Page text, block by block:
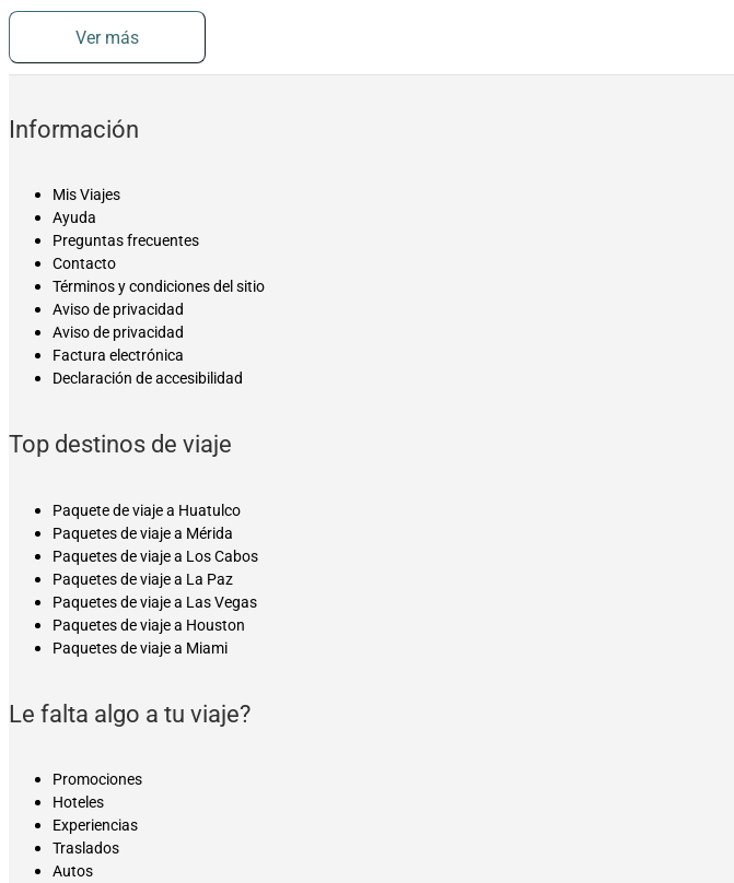
Ver más
Información
Mis Viajes
Ayuda
Preguntas frecuentes
Contacto
Términos y condiciones del sitio
Aviso de privacidad
Aviso de privacidad
Factura electrónica
Declaración de accesibilidad
Top destinos de viaje
Paquete de viaje a Huatulco
Paquetes de viaje a Mérida
Paquetes de viaje a Los Cabos
Paquetes de viaje a La Paz
Paquetes de viaje a Las Vegas
Paquetes de viaje a Houston
Paquetes de viaje a Miami
Le falta algo a tu viaje?
Promociones
Hoteles
Experiencias
Traslados
Autos